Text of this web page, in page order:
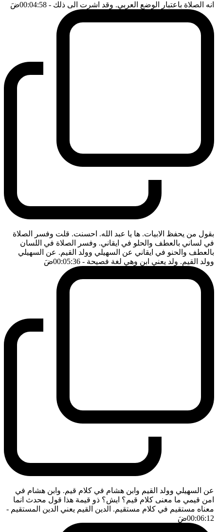
انه الصلاة باعتبار الوضع العربي. وقد اشرت الى ذلك - 00:04:58 ضَ
بقول من يحفظ الابيات. ها يا عبد الله. احسنت. قلت وفسر الصلاة
في لساني بالعطف والحلو في ايقاني. وفسر الصلاة في اللسان
بالعطف والحنو في ايقاني عن السهيلي وولد القيم. عن السهيلي
وولد القيم. ولد يعني ابن وهي لغة فصيحة - 00:05:36 ضَ
عن السهيلي وولد القيم وابن هشام في كلام قيم. وابن هشام في
امن قيمي ما معنى كلام قيم؟ ايش؟ ذو قيمة هذا قول محدث انما
معناه مستقيم في كلام مستقيم. الدين القيم يعني الدين المستقيم -
00:06:12ضَ